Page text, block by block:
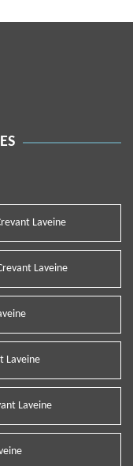
Laveine
Laveine
Laveine
Laveine